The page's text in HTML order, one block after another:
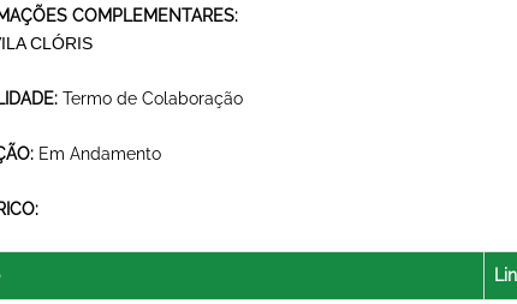
COMPLEMENTARES:
CLÓRIS
Termo de Colaboração
Em Andamento